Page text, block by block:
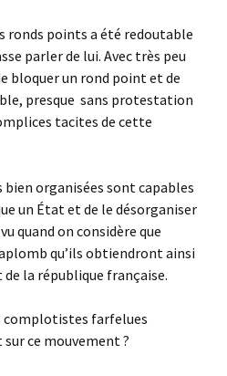
ronds points a été redoutable
parler de lui. Avec très peu
bloquer un rond point et de
presque sans protestation
tacites de cette
bien organisées sont capables
un État et de le désorganiser
quand on considère que
qu’ils obtiendront ainsi
la république française.
complotistes farfelues
ce mouvement ?